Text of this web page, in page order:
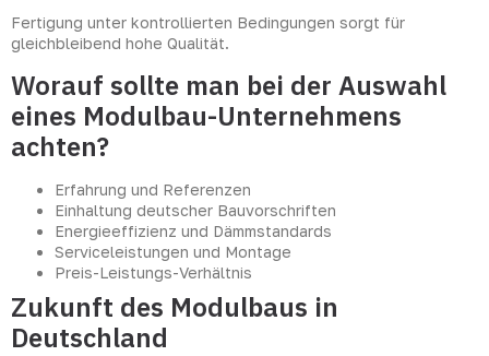
Fertigung unter kontrollierten Bedingungen sorgt für
gleichbleibend hohe Qualität.
Worauf sollte man bei der Auswahl
eines Modulbau-Unternehmens
achten?
Erfahrung und Referenzen
Einhaltung deutscher Bauvorschriften
Energieeffizienz und Dämmstandards
Serviceleistungen und Montage
Preis-Leistungs-Verhältnis
Zukunft des Modulbaus in
Deutschland